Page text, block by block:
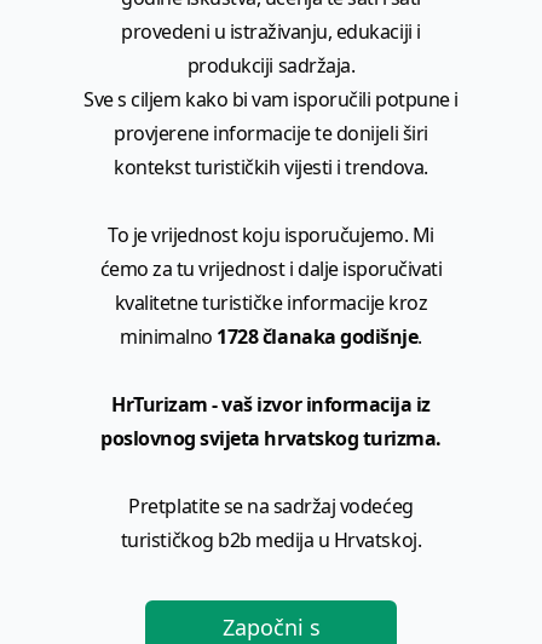
provedeni u istraživanju, edukaciji i
produkciji sadržaja.
Sve s ciljem kako bi vam isporučili potpune i
provjerene informacije te donijeli širi
kontekst turističkih vijesti i trendova.
To je vrijednost koju isporučujemo. Mi
ćemo za tu vrijednost i dalje isporučivati
kvalitetne turističke informacije kroz
minimalno 1728 članaka godišnje.
HrTurizam - vaš izvor informacija iz
poslovnog svijeta hrvatskog turizma.
Pretplatite se na sadržaj vodećeg
turističkog b2b medija u Hrvatskoj.
Započni s